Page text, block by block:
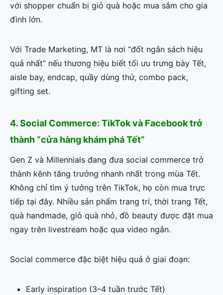
với shopper chuẩn bị giỏ quà hoặc mua sắm cho gia
đình lớn.
Với Trade Marketing, MT là nơi “đốt ngân sách hiệu
quả nhất” nếu thương hiệu biết tối ưu trưng bày Tết,
aisle bay, endcap, quầy dùng thử, combo pack,
gifting set.
4. Social Commerce: TikTok và Facebook trở
thành “cửa hàng khám phá Tết”
Gen Z và Millennials đang đưa social commerce trở
thành kênh tăng trưởng nhanh nhất trong mùa Tết.
Không chỉ tìm ý tưởng trên TikTok, họ còn mua trực
tiếp tại đây. Nhiều sản phẩm trang trí, thời trang Tết,
quà handmade, giỏ quà nhỏ, đồ beauty được đặt mua
ngay trên livestream hoặc qua video ngắn.
Social commerce đặc biệt hiệu quả ở giai đoạn:
Early inspiration (3–4 tuần trước Tết)